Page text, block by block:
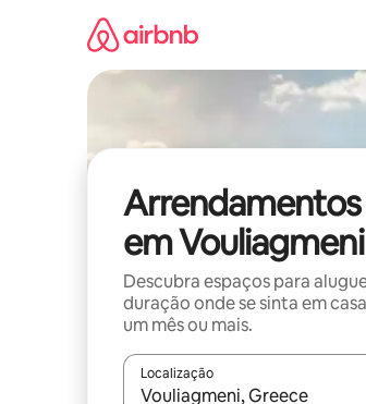
Arrendamentos
em Vouliagmeni
Descubra espaços para
duração onde se sinta em
um mês ou mais.
Localização
Quando os resultados